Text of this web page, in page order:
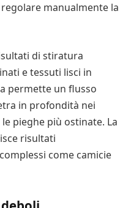
manualmente la
di stiratura
e tessuti lisci in
permette un flusso
in profondità nei
pieghe più ostinate. La
risultati
come camicie